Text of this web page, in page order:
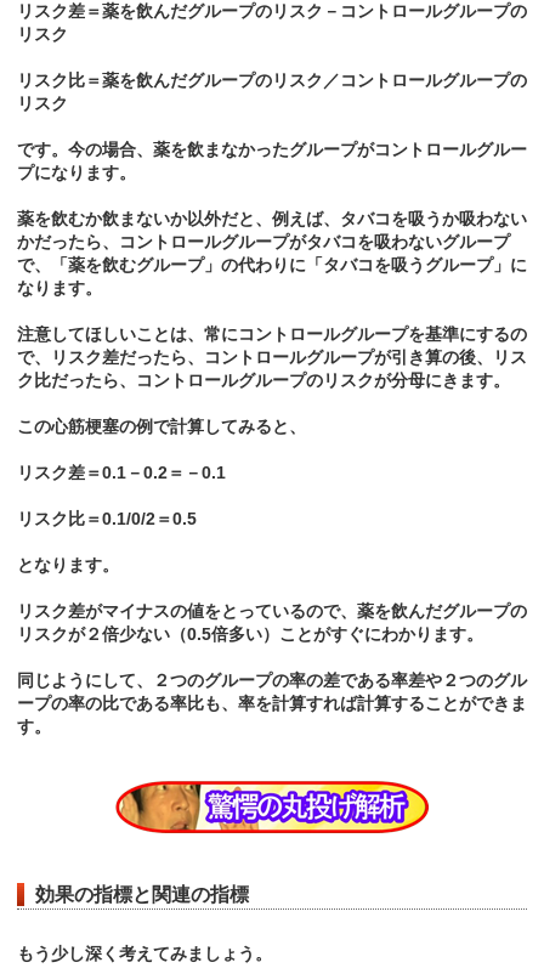
リスク差＝薬を飲んだグループのリスク－コントロールグループの
リスク
リスク比＝薬を飲んだグループのリスク／コントロールグループの
リスク
です。今の場合、薬を飲まなかったグループがコントロールグルー
プになります。
薬を飲むか飲まないか以外だと、例えば、タバコを吸うか吸わない
かだったら、コントロールグループがタバコを吸わないグループ
で、「薬を飲むグループ」の代わりに「タバコを吸うグループ」に
なります。
注意してほしいことは、常にコントロールグループを基準にするの
で、リスク差だったら、コントロールグループが引き算の後、リス
ク比だったら、コントロールグループのリスクが分母にきます。
この心筋梗塞の例で計算してみると、
リスク差＝0.1－0.2＝－0.1
リスク比＝0.1/0/2＝0.5
となります。
リスク差がマイナスの値をとっているので、薬を飲んだグループの
リスクが２倍少ない（0.5倍多い）ことがすぐにわかります。
同じようにして、２つのグループの率の差である率差や２つのグル
ープの率の比である率比も、率を計算すれば計算することができま
す。
効果の指標と関連の指標
もう少し深く考えてみましょう。